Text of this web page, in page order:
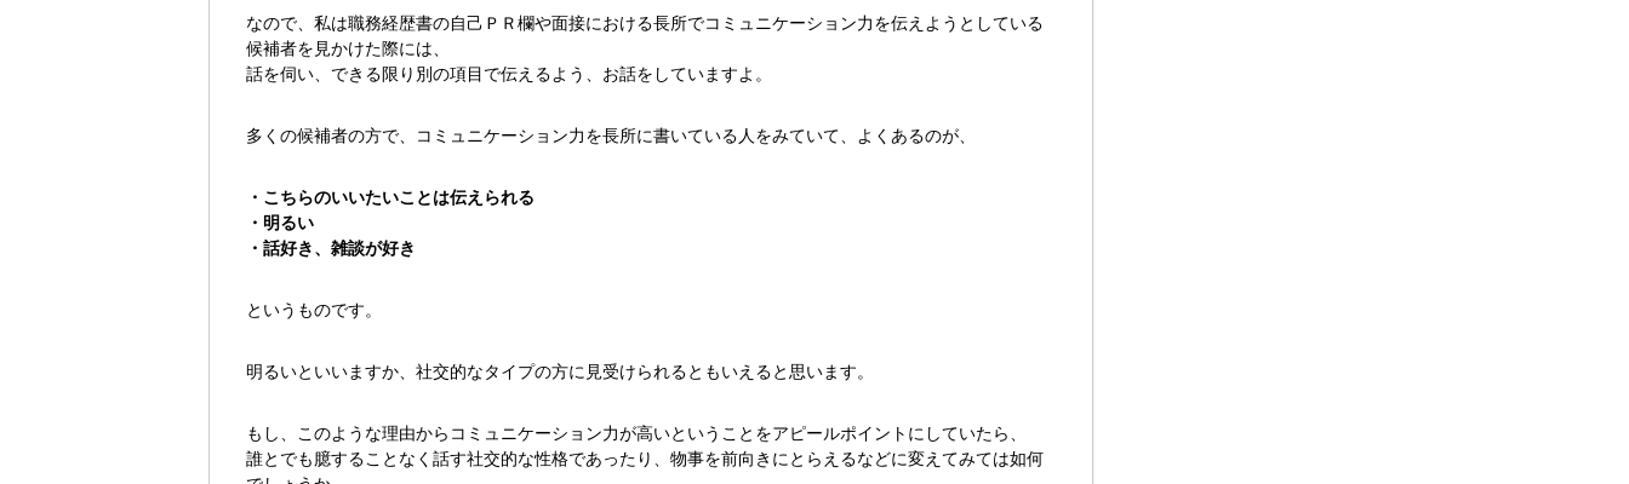
なので、私は職務経歴書の自己ＰＲ欄や面接における長所でコミュニケーション力を伝えようとしている
候補者を見かけた際には、
話を伺い、できる限り別の項目で伝えるよう、お話をしていますよ。
多くの候補者の方で、コミュニケーション力を長所に書いている人をみていて、よくあるのが、
・こちらのいいたいことは伝えられる
・明るい
・話好き、雑談が好き
というものです。
明るいといいますか、社交的なタイプの方に見受けられるともいえると思います。
もし、このような理由からコミュニケーション力が高いということをアピールポイントにしていたら、
誰とでも臆することなく話す社交的な性格であったり、物事を前向きにとらえるなどに変えてみては如何